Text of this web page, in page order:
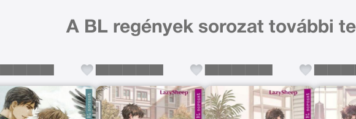
A BL regények sorozat további